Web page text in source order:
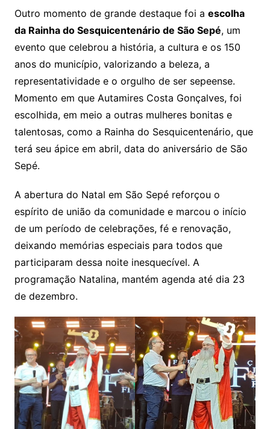
Outro momento de grande destaque foi a escolha
da Rainha do Sesquicentenário de São Sepé, um
evento que celebrou a história, a cultura e os 150
anos do município, valorizando a beleza, a
representatividade e o orgulho de ser sepeense.
Momento em que Autamires Costa Gonçalves, foi
escolhida, em meio a outras mulheres bonitas e
talentosas, como a Rainha do Sesquicentenário, que
terá seu ápice em abril, data do aniversário de São
Sepé.
A abertura do Natal em São Sepé reforçou o
espírito de união da comunidade e marcou o início
de um período de celebrações, fé e renovação,
deixando memórias especiais para todos que
participaram dessa noite inesquecível. A
programação Natalina, mantém agenda até dia 23
de dezembro.